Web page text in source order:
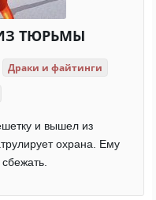
ТЮРЬМЫ
Драки и файтинги
и вышел из
охрана. Ему